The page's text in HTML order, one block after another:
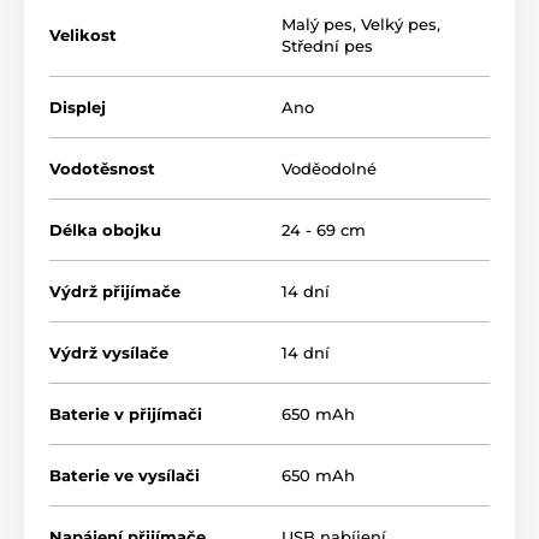
Typ korekce:
Výcvikový obojek Patpet T720 nabízí 3
druhy korekce. Psa usměrníte
Velikost
Malý pes, Velký pes,
Střední pes
Displej Ano
Vodotěsnost Voděodolné
Délka obojku 24 - 69 cm
Výdrž přijímače 14 dní
Výdrž vysílače 14 dní
Baterie v přijímači 650 mAh
Baterie ve vysílači 650 mAh